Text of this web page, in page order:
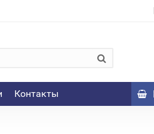
Контакты